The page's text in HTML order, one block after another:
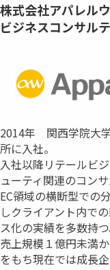
株式会社アパレル
ビジネスコンサル
2014年 関西学院大
所に入社。
入社以降リテールビ
ューティ関連のコン
EC領域の横断型での
しクライアント内で
ス化の実績を多数持つ
売上規模１億円未満
をもち現在では成長